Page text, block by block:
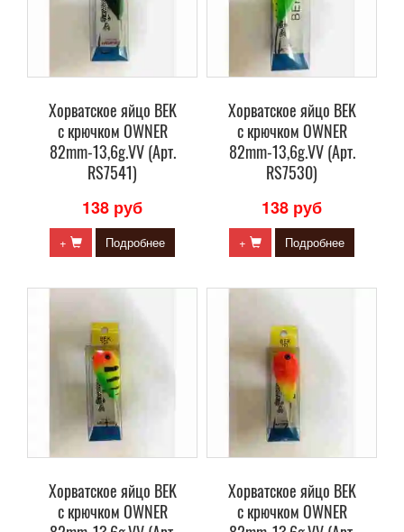
Хорватское яйцо BEK
с крючком OWNER
82mm-13,6g.VV (Арт.
RS7541)
138 руб
+ Подробнее
Хорватское яйцо BEK
с крючком OWNER
82mm-13,6g.VV (Арт.
RS7530)
138 руб
+ Подробнее
Хорватское яйцо BEK
с крючком OWNER
Хорватское яйцо BEK
с крючком OWNER